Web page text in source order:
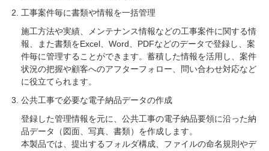
工事案件毎に書類や情報を一括管理
施工方法や実績、メンテナンス情報などの工事案件に関する情
報、また書類をExcel、Word、PDFなどのデータで登録し、案
件毎に管理することができます。蓄積した情報を活用し、案件
状況の把握や顧客へのアフターフォロー、問い合わせ対応など
に役立てられます。
公共工事で必要な電子納品データの作成
登録した管理情報を元に、公共工事の電子納品要領に沿った納
品データ（図面、写真、書類）を作成します。
本製品では、提出するフォルダ構成、ファイルの命名規則やデ